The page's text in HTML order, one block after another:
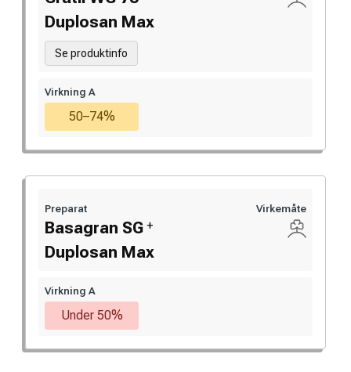
Duplosan Max
Se produktinfo
Virkning A
50–74%
Preparat
Basagran SG +
Duplosan Max
Virkemåte
Virkning A
Under 50%